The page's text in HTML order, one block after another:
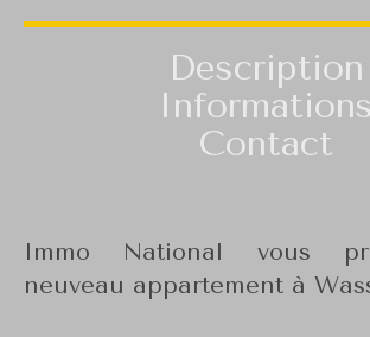
Description
Informations
Contact
Immo National vous
neuveau appartement à